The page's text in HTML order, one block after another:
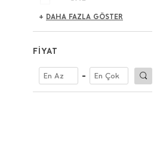
4XL
+ DAHA FAZLA GÖSTER
FİYAT
-